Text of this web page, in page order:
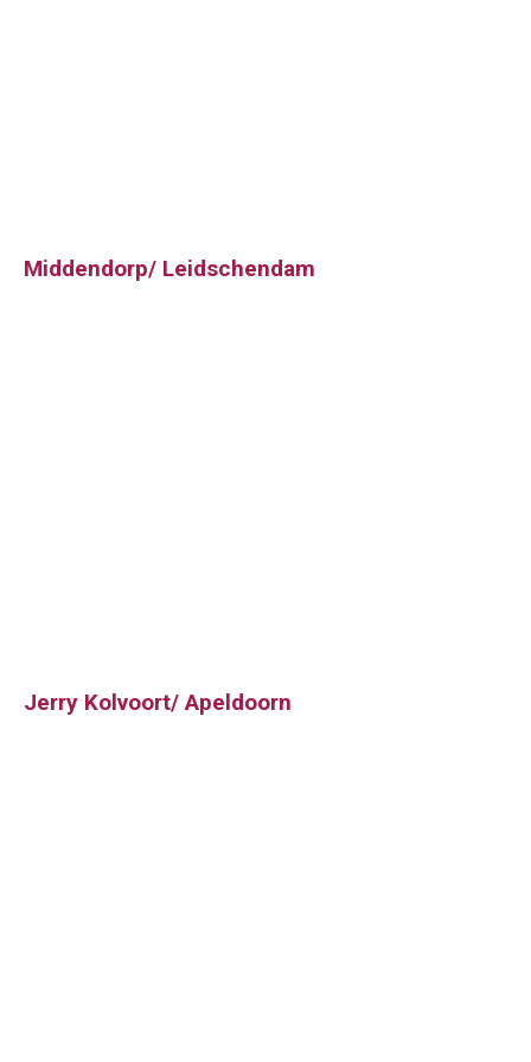
Middendorp/ Leidschendam
Jerry Kolvoort/ Apeldoorn